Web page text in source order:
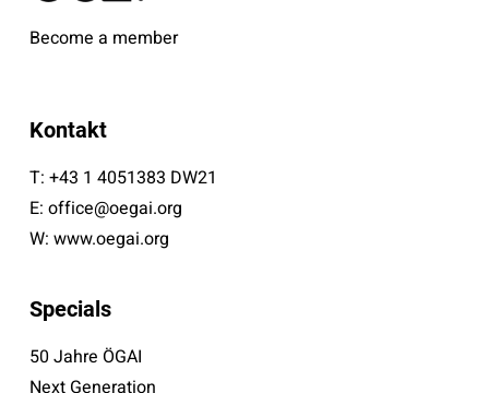
Become a member
Kontakt
T: +43 1 4051383 DW21
E: office@oegai.org
W: www.oegai.org
Specials
50 Jahre ÖGAI